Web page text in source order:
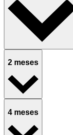
2 meses
4 meses